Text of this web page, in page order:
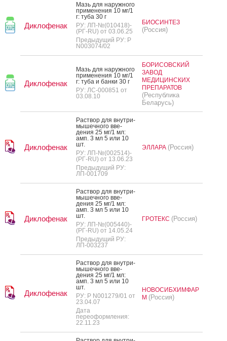
Диклофенак
Мазь для на­руж­но­го
при­мене­ния 10 мг/1
г: ту­ба 30 г
РУ: ЛП-№(010418)-
(РГ-RU) от 03.06.25
Предыдущий РУ: Р
N003074/02
БИОСИНТЕЗ
(Россия)
Диклофенак
Мазь для на­руж­но­го
при­мене­ния 10 мг/1
г: ту­ба и бан­ки 30 г
РУ: ЛС-000851 от
03.08.10
БОРИСОВСКИЙ
ЗАВОД
МЕДИЦИНСКИХ
ПРЕПАРАТОВ
(Республика
Беларусь)
Диклофенак
Рас­твор для внут­ри­
мышеч­но­го вве­
дения 25 мг/1 мл:
амп. 3 мл 5 или 10
шт.
РУ: ЛП-№(002514)-
(РГ-RU) от 13.06.23
Предыдущий РУ:
ЛП-001709
ЭЛЛАРА (Россия)
Диклофенак
Рас­твор для внут­ри­
мышеч­но­го вве­
дения 25 мг/1 мл:
амп. 3 мл 5 или 10
шт.
РУ: ЛП-№(005440)-
(РГ-RU) от 14.05.24
Предыдущий РУ:
ЛП-003237
ГРОТЕКС (Россия)
Диклофенак
Рас­твор для внут­ри­
мышеч­но­го вве­
дения 25 мг/1 мл:
амп. 3 мл 5 или 10
шт.
РУ: Р N001279/01 от
23.04.07
Дата
переоформления:
22.11.23
НОВОСИБХИМФАР
М (Россия)